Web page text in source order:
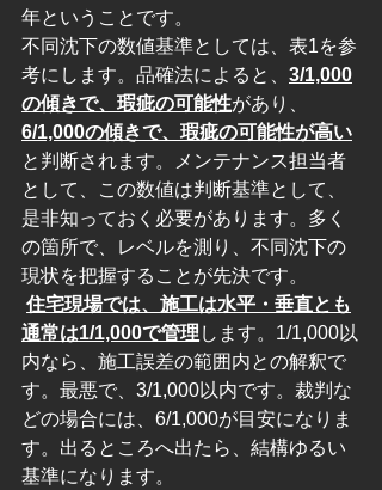
年ということです。
不同沈下の数値基準としては、表1を参
考にします。品確法によると、 3/1,000
の傾きで、瑕疵の可能性があり、
6/1,000の傾きで、瑕疵の可能性が高い
と判断されます。メンテナンス担当者
として、この数値は判断基準として、
是非知っておく必要があります。多く
の箇所で、レベルを測り、不同沈下の
現状を把握することが先決です。
住宅現場では、施工は水平・垂直とも
通常は1/1,000で管理 します。1/1,000以
内なら、施工誤差の範囲内との解釈で
す。最悪で、3/1,000以内です。裁判な
どの場合には、6/1,000が目安になりま
す。出るところへ出たら、結構ゆるい
基準になります。